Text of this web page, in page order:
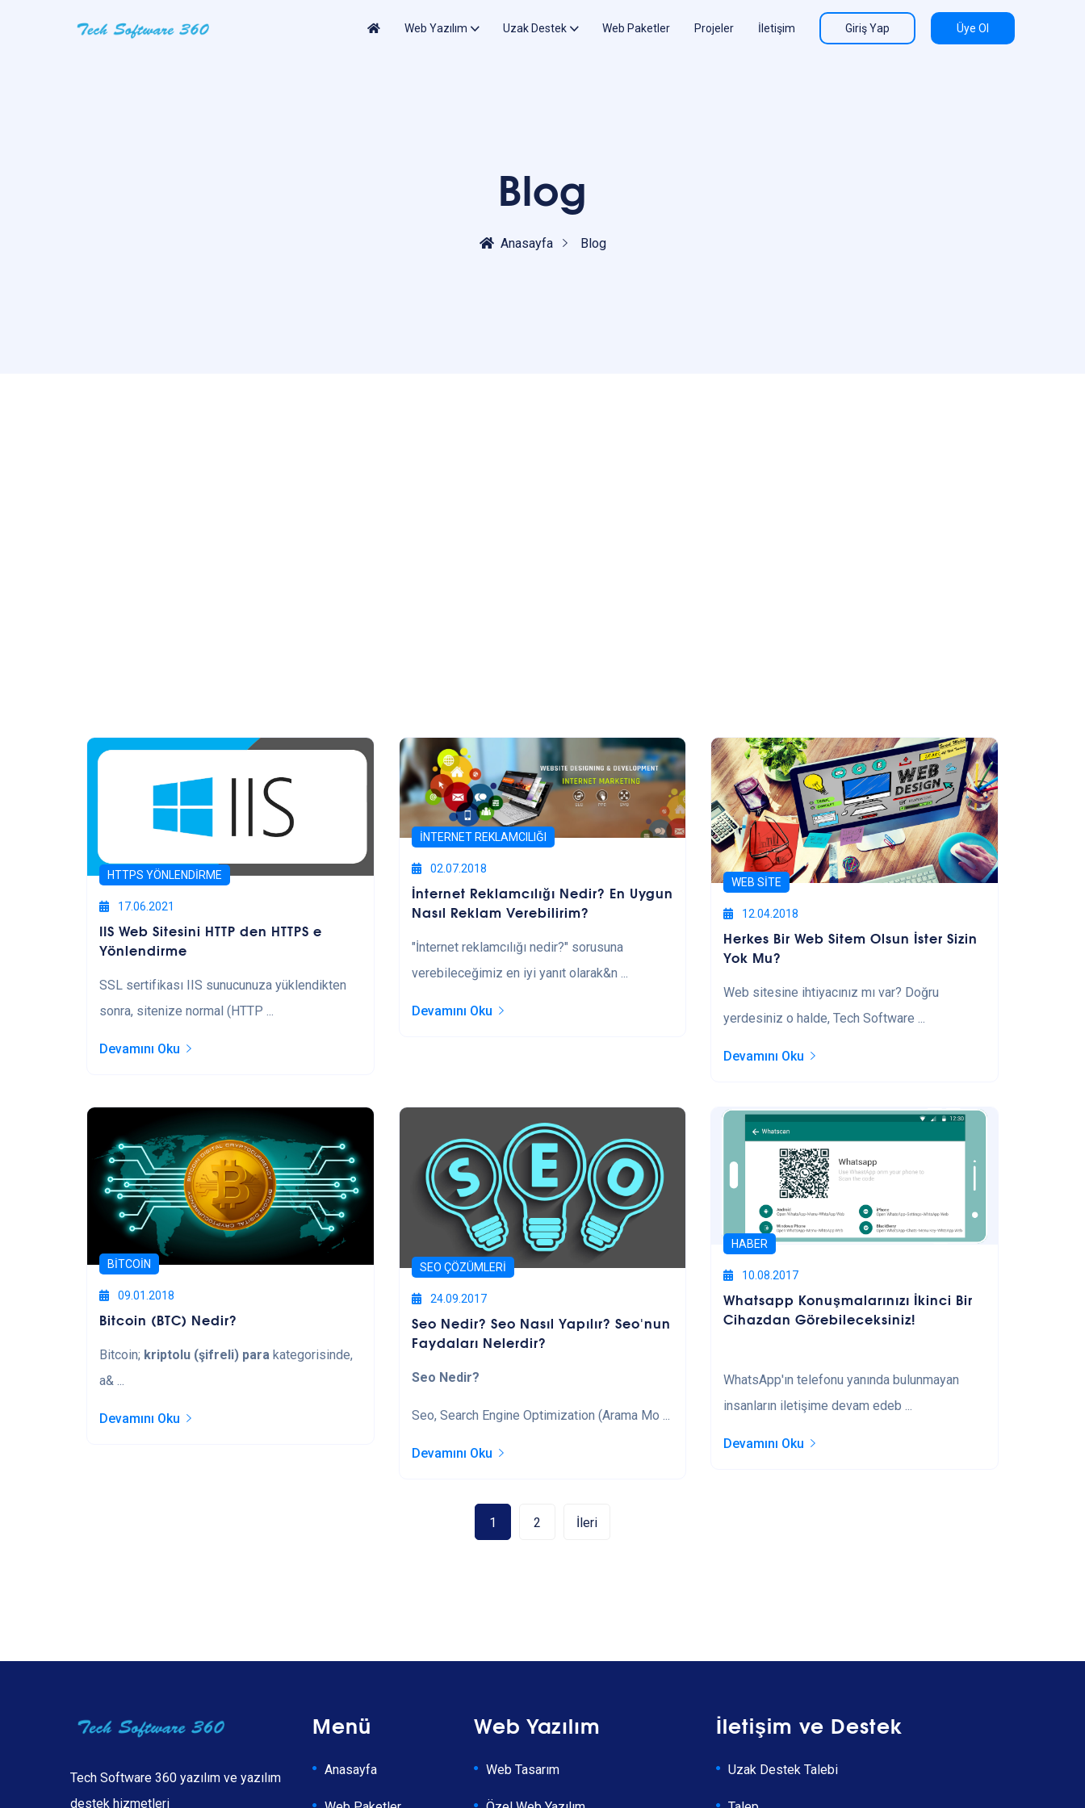
Web Yazılım Uzak Destek Web Paketler Projeler İletişim Giriş Yap Üye Ol
Blog
Anasayfa Blog
HTTPS YÖNLENDIRME
17.06.2021
IIS Web Sitesini HTTP den HTTPS e
Yönlendirme
SSL sertifikası IIS sunucunuza yüklendikten
sonra, sitenize normal (HTTP ...
Devamını Oku
İNTERNET REKLAMCILIĞI
02.07.2018
İnternet Reklamcılığı Nedir? En Uygun
Nasıl Reklam Verebilirim?
"İnternet reklamcılığı nedir?" sorusuna
verebileceğimiz en iyi yanıt olarak&n ...
Devamını Oku
WEB SITE
12.04.2018
Herkes Bir Web Sitem Olsun İster Sizin
Yok Mu?
Web sitesine ihtiyacınız mı var? Doğru
yerdesiniz o halde, Tech Software ...
Devamını Oku
BITCOIN
09.01.2018
Bitcoin (BTC) Nedir?
Bitcoin; kriptolu (şifreli) para kategorisinde,
a& ...
Devamını Oku
SEO ÇÖZÜMLERI
24.09.2017
Seo Nedir? Seo Nasıl Yapılır? Seo'nun
Faydaları Nelerdir?
Seo Nedir?
Seo, Search Engine Optimization (Arama Mo ...
Devamını Oku
HABER
10.08.2017
Whatsapp Konuşmalarınızı İkinci Bir
Cihazdan Görebileceksiniz!
WhatsApp'ın telefonu yanında bulunmayan
insanların iletişime devam edeb ...
Devamını Oku
1 2 İleri
Tech Software 360 yazılım ve yazılım
destek hizmetleri
Menü
Anasayfa
Web Yazılım
Web Tasarım
İletişim ve Destek
Uzak Destek Talebi